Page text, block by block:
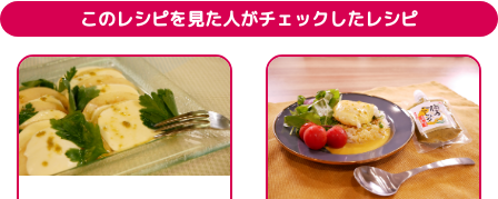
このレシピを見た人がチェックしたレシピ